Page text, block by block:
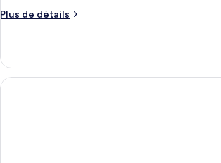
Plus de détails
Plus
le
type
de